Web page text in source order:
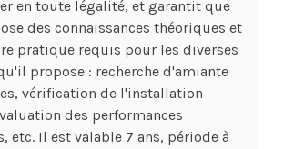
en toute légalité, et garantit que
des connaissances théoriques et
pratique requis pour les diverses
propose : recherche d'amiante
vérification de l'installation
des performances
etc. Il est valable 7 ans, période à